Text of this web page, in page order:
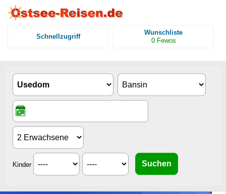
Schnellzugriff
Wunschliste
0 Fewos
Kinder